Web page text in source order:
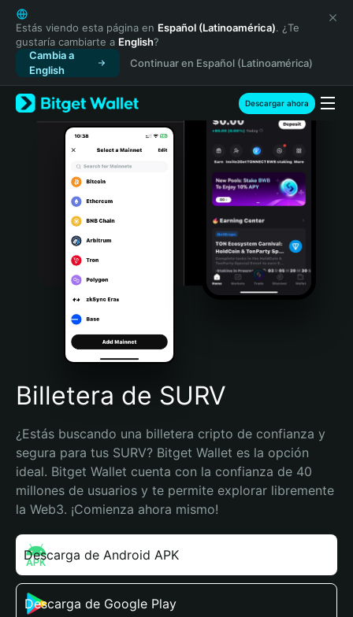
English
日本語
Tiếng Việt
Русский
Español (Latinoamérica)
Türkçe
Italiano
Português (Portugal)
Bahasa Indonesia
Português (Brasil)
Español (Argentina)
Estás viendo esta página en Español (Latinoamérica). ¿Te
gustaría cambiarte a English?
Cambia a
English
Continuar en Español (Latinoamérica)
Descargar ahora
Billetera de SURV
¿Estás buscando una billetera cripto de confianza y
segura para tus SURV? Bitget Wallet es la opción
ideal. Bitget Wallet cuenta con la confianza de 40
millones de usuarios y te permite explorar libremente
la Web3. ¡Comienza ahora mismo!
Descarga de Android APK
Descarga de Google Play